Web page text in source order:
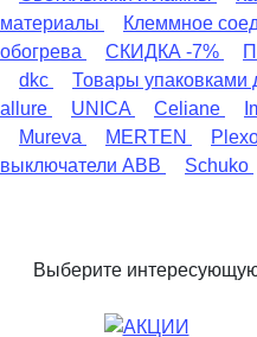
материалы
Клеммное
обогрева
СКИДКА -7%
dkc
Товары упаковками
allure
UNICA Celiane
Mureva
MERTEN
выключатели ABB
Schuko
Выберите